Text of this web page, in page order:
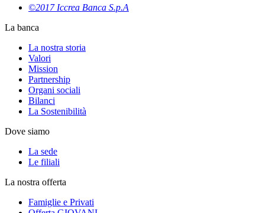
©2017 Iccrea Banca S.p.A
La banca
La nostra storia
Valori
Mission
Partnership
Organi sociali
Bilanci
La Sostenibilità
Dove siamo
La sede
Le filiali
La nostra offerta
Famiglie e Privati